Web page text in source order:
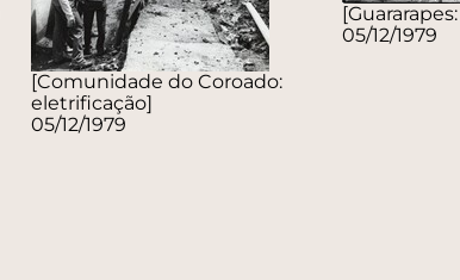
[Comunidade do Coroado:
eletrificação]
05/12/1979
05/12/1979